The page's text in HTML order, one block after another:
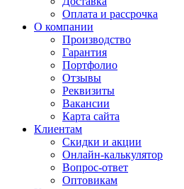
Оплата и рассрочка
О компании
Производство
Гарантия
Портфолио
Отзывы
Реквизиты
Вакансии
Карта сайта
Клиентам
Скидки и акции
Онлайн-калькулятор
Вопрос-ответ
Оптовикам